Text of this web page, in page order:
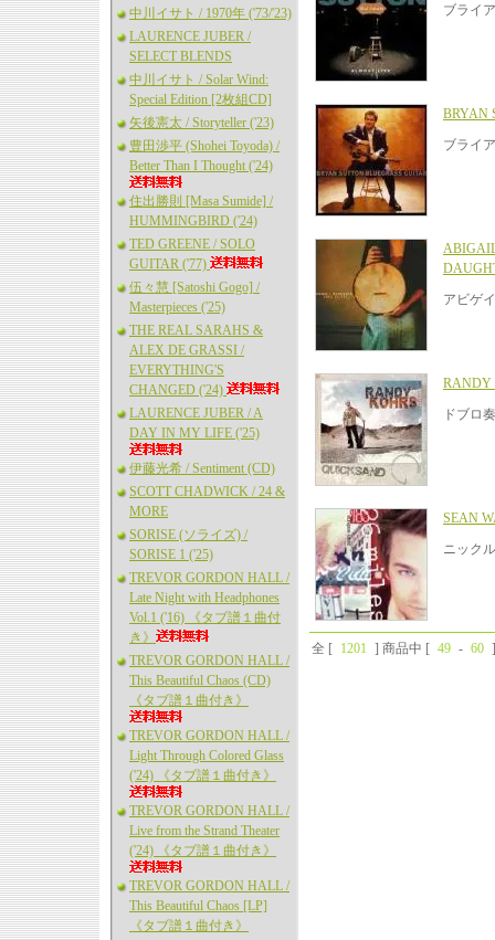
中川イサト / 1970年 ('73/'23)
LAURENCE JUBER /
SELECT BLENDS
中川イサト / Solar Wind:
Special Edition [2枚組CD]
矢後憲太 / Storyteller ('23)
豊田渉平 (Shohei Toyoda) /
Better Than I Thought ('24)
住出勝則 [Masa Sumide] /
HUMMINGBIRD ('24)
TED GREENE / SOLO
GUITAR ('77)
伍々慧 [Satoshi Gogo] /
Masterpieces ('25)
THE REAL SARAHS &
ALEX DE GRASSI /
EVERYTHING'S
CHANGED ('24)
LAURENCE JUBER / A
DAY IN MY LIFE ('25)
伊藤光希 / Sentiment (CD)
SCOTT CHADWICK / 24 &
MORE
SORISE (ソライズ) /
SORISE 1 ('25)
TREVOR GORDON HALL /
Late Night with Headphones
Vol.1 ('16) 《タブ譜１曲付
き》
TREVOR GORDON HALL /
This Beautiful Chaos (CD)
《タブ譜１曲付き》
TREVOR GORDON HALL /
Light Through Colored Glass
('24) 《タブ譜１曲付き》
TREVOR GORDON HALL /
Live from the Strand Theater
('24) 《タブ譜１曲付き》
TREVOR GORDON HALL /
This Beautiful Chaos [LP]
《タブ譜１曲付き》
ブライ
BRYAN
ブライ
アビゲ
RANDY
ドブロ
SEAN
ニック
全 [ 1201 ] 商品中 [ 49 - 60